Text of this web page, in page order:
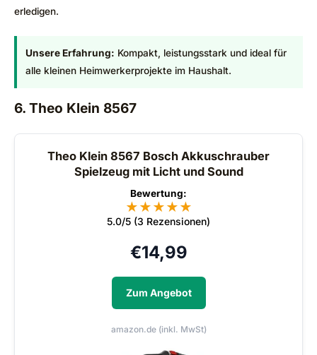
erledigen.
Unsere Erfahrung: Kompakt, leistungsstark und ideal für
alle kleinen Heimwerkerprojekte im Haushalt.
6. Theo Klein 8567
Theo Klein 8567 Bosch Akkuschrauber
Spielzeug mit Licht und Sound
Bewertung:
★★★★★
5.0/5 (3 Rezensionen)
€14,99
Zum Angebot
amazon.de (inkl. MwSt)